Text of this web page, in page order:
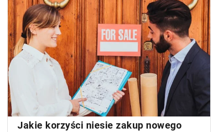
Jakie korzyści niesie zakup nowego